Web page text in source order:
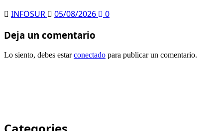
INFOSUR 05/08/2026 0
Deja un comentario
Lo siento, debes estarconectado para publicar un comentario.